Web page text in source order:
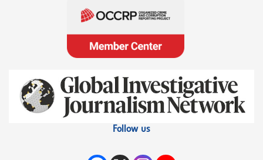
Follow us